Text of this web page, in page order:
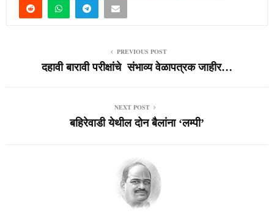
PREVIOUS POST
दहावी बारावी परीक्षांचे संभाव्य वेळापत्रक जाहीर…
NEXT POST
बहिरेवाडी येथील दोन बैलांना ‘लम्पी’